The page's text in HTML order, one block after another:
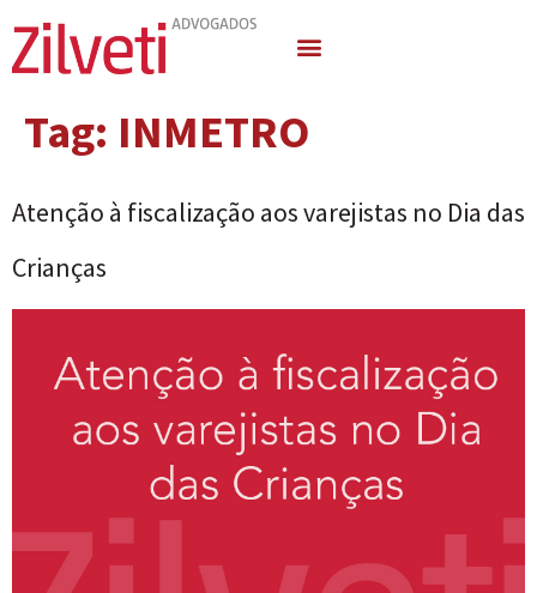
Tag: INMETRO
Atenção à fiscalização aos varejistas no Dia das
Crianças